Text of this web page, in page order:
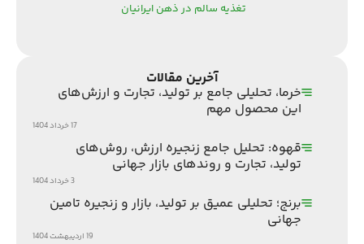
تغذیه سالم در ذهن ایرانیان
آخرین مقالات
خرما، تحلیلی جامع بر تولید، تجارت و ارزش‌های
این محصول مهم
17 خرداد 1404
قهوه: تحلیل جامع زنجیره ارزش، روش‌های
تولید، تجارت و روندهای بازار جهانی
3 خرداد 1404
برنج؛ تحلیلی عمیق بر تولید، بازار و زنجیره تامین
جهانی
19 اردیبهشت 1404